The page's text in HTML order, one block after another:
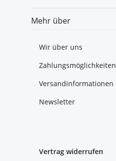
Mehr über
Wir über uns
Zahlungsmöglichkeiten
Versandinformationen
Newsletter
Vertrag widerrufen